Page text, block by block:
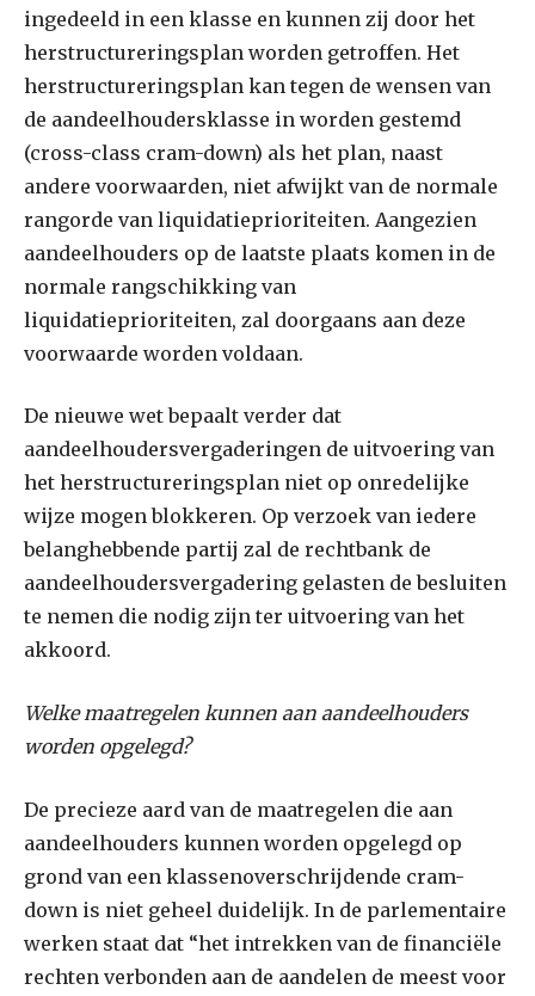
ingedeeld in een klasse en kunnen zij door het
herstructureringsplan worden getroffen. Het
herstructureringsplan kan tegen de wensen van
de aandeelhoudersklasse in worden gestemd
(cross-class cram-down) als het plan, naast
andere voorwaarden, niet afwijkt van de normale
rangorde van liquidatieprioriteiten. Aangezien
aandeelhouders op de laatste plaats komen in de
normale rangschikking van
liquidatieprioriteiten, zal doorgaans aan deze
voorwaarde worden voldaan.
De nieuwe wet bepaalt verder dat
aandeelhoudersvergaderingen de uitvoering van
het herstructureringsplan niet op onredelijke
wijze mogen blokkeren. Op verzoek van iedere
belanghebbende partij zal de rechtbank de
aandeelhoudersvergadering gelasten de besluiten
te nemen die nodig zijn ter uitvoering van het
akkoord.
Welke maatregelen kunnen aan aandeelhouders
worden opgelegd?
De precieze aard van de maatregelen die aan
aandeelhouders kunnen worden opgelegd op
grond van een klassenoverschrijdende cram-
down is niet geheel duidelijk. In de parlementaire
werken staat dat “het intrekken van de financiële
rechten verbonden aan de aandelen de meest voor